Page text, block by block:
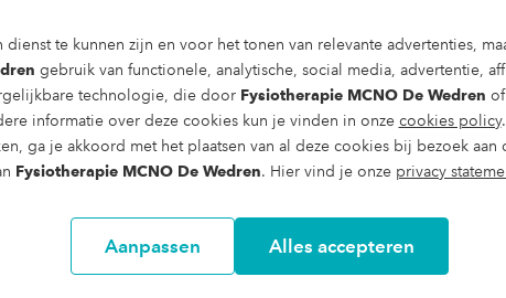
dienst te kunnen zijn en voor het tonen van relevante advertenties,
gebruik van functionele, analytische, social media, advertentie,
technologie, die door Fysiotherapie MCNO De Wedren
informatie over deze cookies kun je vinden in onze cookies policy
ga je akkoord met het plaatsen van al deze cookies bij bezoek aan
Fysiotherapie MCNO De Wedren. Hier vind je onze privacy
Aanpassen Alles accepteren
bij peesklachten?
we bijna altijd als we deze
al last van een gevoelige plek en
werken. In de praktijk merken we dat
sterk afhangt van hoe gevoelig het